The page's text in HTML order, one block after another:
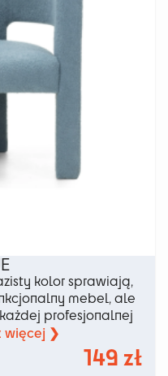
kolor sprawiają,
mebel, ale
profesjonalnej
więcej ❯
149zł